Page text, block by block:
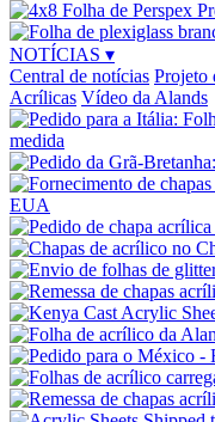
NOTÍCIAS ▾
Central de notícias Projeto
Acrílicas Vídeo da Alands